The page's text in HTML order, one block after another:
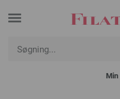
Min